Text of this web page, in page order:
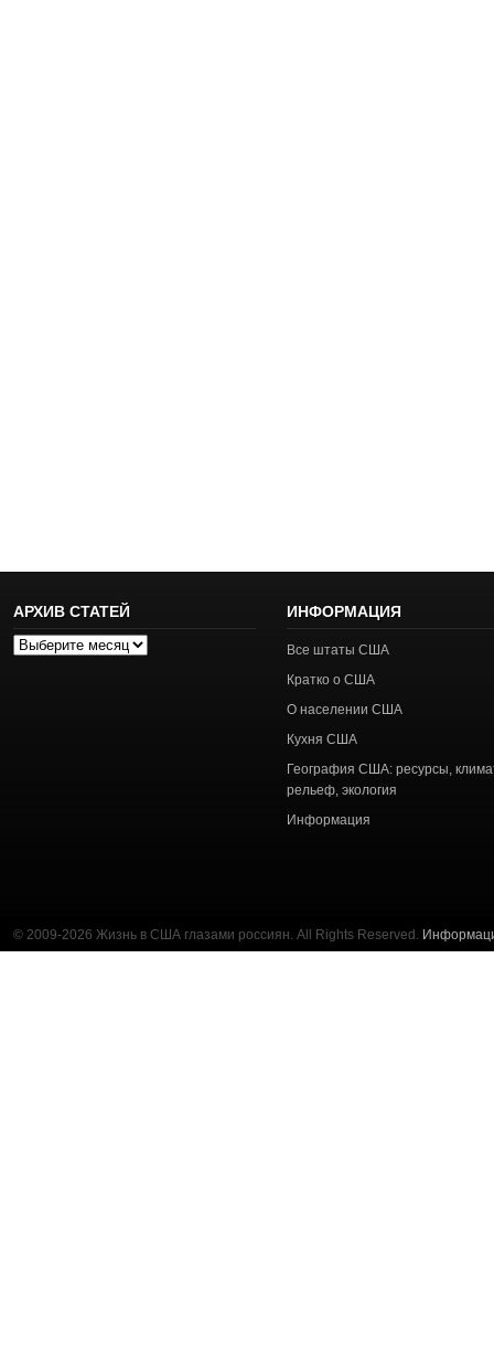
АРХИВ СТАТЕЙ
Архив
ИНФОРМАЦИЯ
Все штаты США
Кратко о США
О населении США
Кухня США
География США: ресурсы,
рельеф, экология
Информация
© 2009-2026 Жизнь в США глазами россиян. All Rights Reserved.